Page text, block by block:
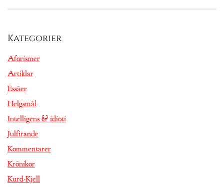
Kategorier
Aforismer
Artiklar
Essäer
Helgsmål
Intelligens & idioti
Julfirande
Kommentarer
Krönikor
Kurd-Kjell